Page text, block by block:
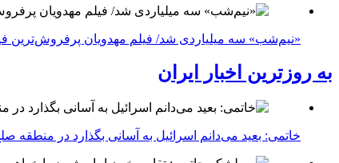
«نیم‌شب» سه میلیاردی شد/ فیلم مهدویان پرفروش‌ترین
به روزترین اخبار ایران
خاتمی: بعید می‌دانم اسرائیل به آسانی بگذارد در منطقه